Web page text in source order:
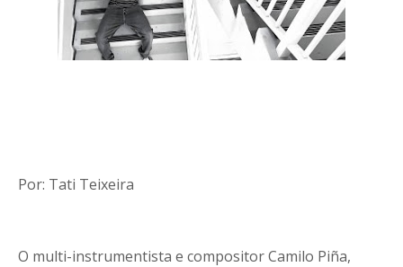
Por: Tati Teixeira
O multi-instrumentista e compositor Camilo Piña,